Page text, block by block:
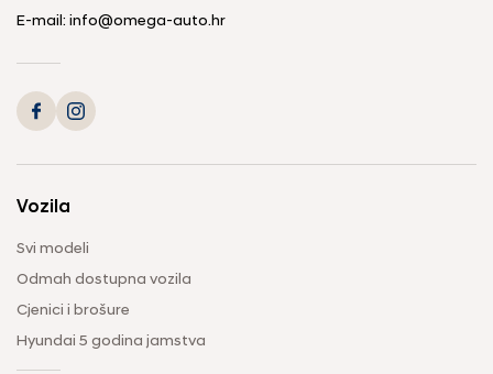
E-mail: info@omega-auto.hr
Vozila
Svi modeli
Odmah dostupna vozila
Cjenici i brošure
Hyundai 5 godina jamstva